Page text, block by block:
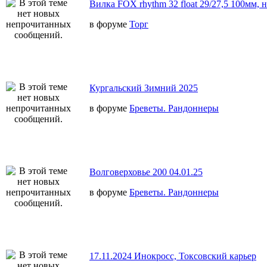
Вилка FOX rhythm 32 float 29/27,5 100мм,
в форуме Торг
Кургальский Зимний 2025
в форуме Бреветы. Рандоннеры
Волговерховье 200 04.01.25
в форуме Бреветы. Рандоннеры
17.11.2024 Инокросс, Токсовский карьер